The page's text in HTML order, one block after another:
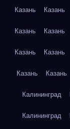
Казань Казань
Казань Казань
Казань Казань
Казань Казань
Калининград
Калининград